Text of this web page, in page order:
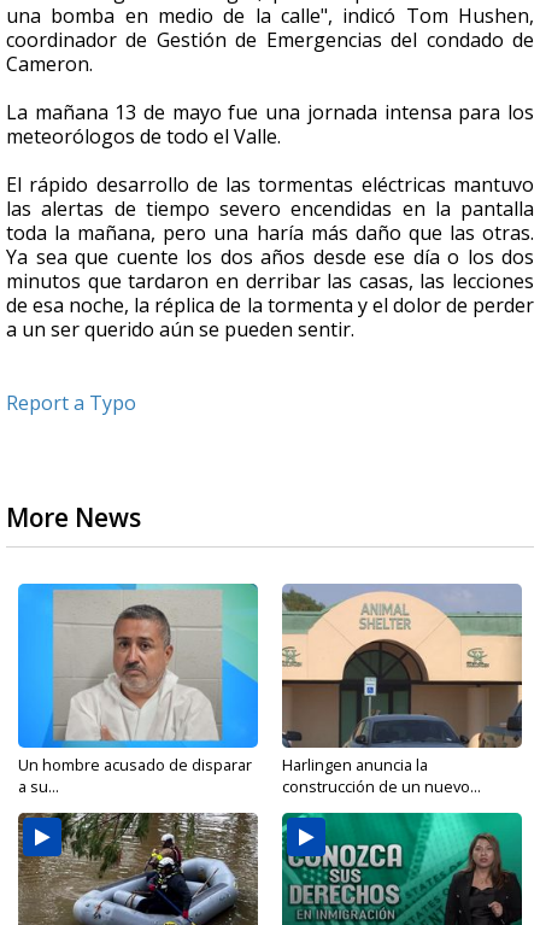
una bomba en medio de la calle", indicó Tom Hushen,
coordinador de Gestión de Emergencias del condado de
Cameron.
La mañana 13 de mayo fue una jornada intensa para los
meteorólogos de todo el Valle.
El rápido desarrollo de las tormentas eléctricas mantuvo
las alertas de tiempo severo encendidas en la pantalla
toda la mañana, pero una haría más daño que las otras.
Ya sea que cuente los dos años desde ese día o los dos
minutos que tardaron en derribar las casas, las lecciones
de esa noche, la réplica de la tormenta y el dolor de perder
a un ser querido aún se pueden sentir.
Report a Typo
More News
Un hombre acusado de disparar
a su...
Harlingen anuncia la
construcción de un nuevo...